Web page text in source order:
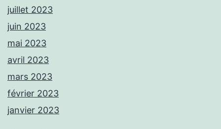
juillet 2023
juin 2023
mai 2023
avril 2023
mars 2023
février 2023
janvier 2023